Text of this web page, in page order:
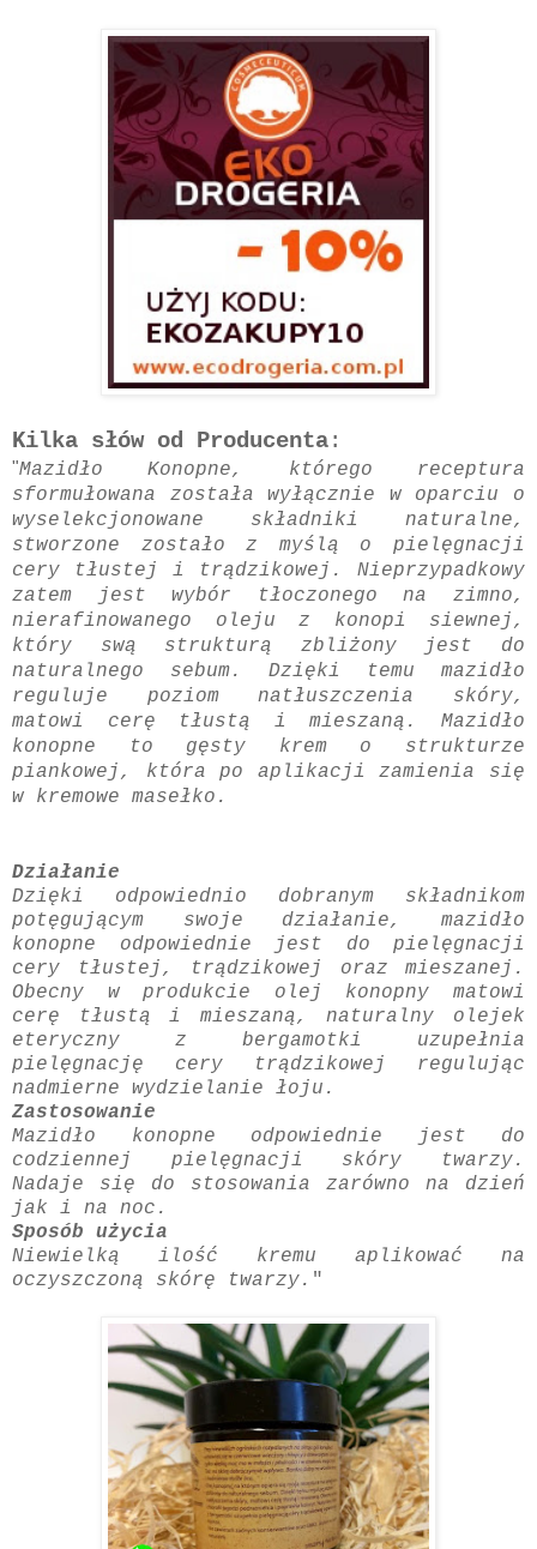
Kilka słów od Producenta:
"Mazidło Konopne, którego receptura
sformułowana została wyłącznie w oparciu o
wyselekcjonowane składniki naturalne,
stworzone zostało z myślą o pielęgnacji
cery tłustej i trądzikowej. Nieprzypadkowy
zatem jest wybór tłoczonego na zimno,
nierafinowanego oleju z konopi siewnej,
który swą strukturą zbliżony jest do
naturalnego sebum. Dzięki temu mazidło
reguluje poziom natłuszczenia skóry,
matowi cerę tłustą i mieszaną. Mazidło
konopne to gęsty krem o strukturze
piankowej, która po aplikacji zamienia się
w kremowe masełko.
Działanie
Dzięki odpowiednio dobranym składnikom
potęgującym swoje działanie, mazidło
konopne odpowiednie jest do pielęgnacji
cery tłustej, trądzikowej oraz mieszanej.
Obecny w produkcie olej konopny matowi
cerę tłustą i mieszaną, naturalny olejek
eteryczny z bergamotki uzupełnia
pielęgnację cery trądzikowej regulując
nadmierne wydzielanie łoju.
Zastosowanie
Mazidło konopne odpowiednie jest do
codziennej pielęgnacji skóry twarzy.
Nadaje się do stosowania zarówno na dzień
jak i na noc.
Sposób użycia
Niewielką ilość kremu aplikować na
oczyszczoną skórę twarzy. "